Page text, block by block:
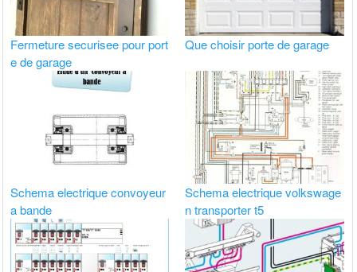
Fermeture securisee pour port
e de garage
Que choisir porte de garage
Schema electrique convoyeur
a bande
Schema electrique volkswage
n transporter t5